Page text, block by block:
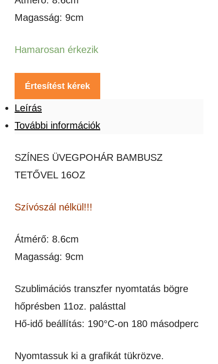
Magasság: 9cm
Hamarosan érkezik
Értesítést kérek
Leírás
További információk
SZÍNES ÜVEGPOHÁR BAMBUSZ
TETŐVEL 16OZ
Szívószál nélkül!!!
Átmérő: 8.6cm
Magasság: 9cm
Szublimációs transzfer nyomtatás bögre
hőprésben 11oz. palásttal
Hő-idő beállítás: 190°C-on 180 másodperc
Nyomtassuk ki a grafikát tükrözve.